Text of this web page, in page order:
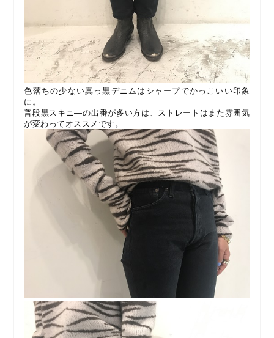
色落ちの少ない真っ黒デニムはシャープでかっこいい印象
に。
普段黒スキニ―の出番が多い方は、ストレートはまた雰囲気
が変わってオススメです。